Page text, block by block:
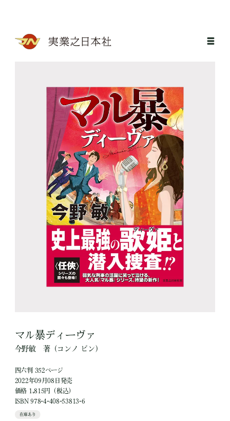
マル暴ディーヴァ
今野敏 著（コンノ ビン）
四六判 352ページ
2022年09月08日発売
価格 1,815円（税込）
ISBN 978-4-408-53813-6
在庫あり